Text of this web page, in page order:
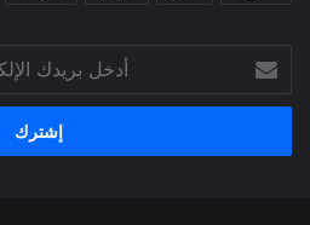
بريدك
الإلكتروني